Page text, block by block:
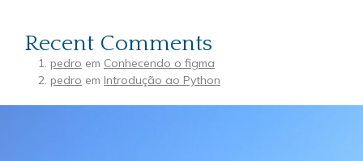
Recent Comments
pedro em Conhecendo o figma
pedro em Introdução ao Python